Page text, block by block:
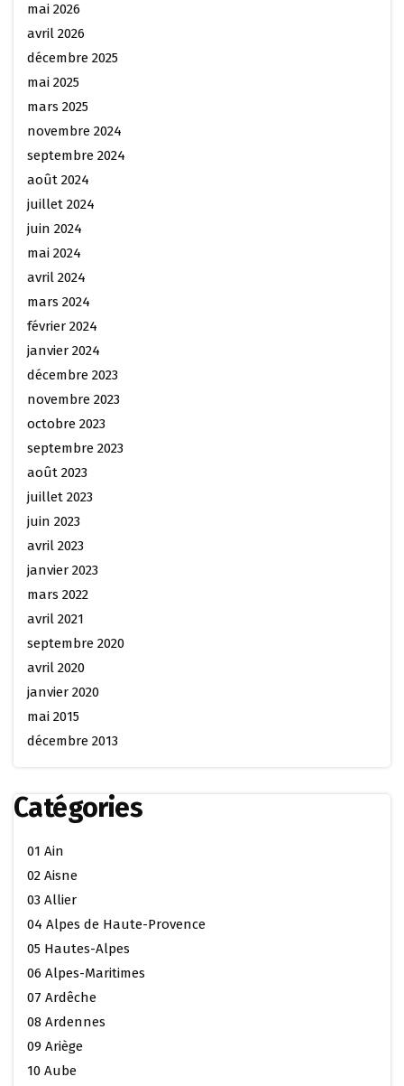
mai 2026
avril 2026
décembre 2025
mai 2025
mars 2025
novembre 2024
septembre 2024
août 2024
juillet 2024
juin 2024
mai 2024
avril 2024
mars 2024
février 2024
janvier 2024
décembre 2023
novembre 2023
octobre 2023
septembre 2023
août 2023
juillet 2023
juin 2023
avril 2023
janvier 2023
mars 2022
avril 2021
septembre 2020
avril 2020
janvier 2020
mai 2015
décembre 2013
Catégories
01 Ain
02 Aisne
03 Allier
04 Alpes de Haute-Provence
05 Hautes-Alpes
06 Alpes-Maritimes
07 Ardêche
08 Ardennes
09 Ariège
10 Aube